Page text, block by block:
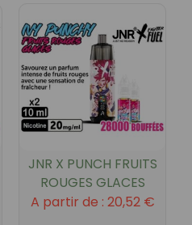
JNR X PUNCH FRUITS
ROUGES GLACES
A partir de : 20,52 €